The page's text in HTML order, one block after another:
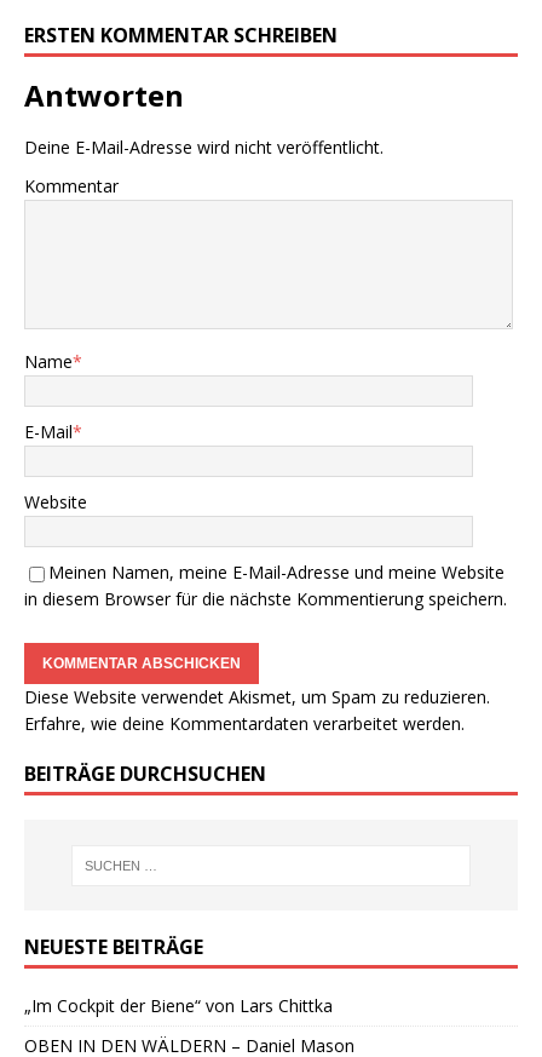
ERSTEN KOMMENTAR SCHREIBEN
Antworten
Deine E-Mail-Adresse wird nicht veröffentlicht.
Kommentar
Name*
E-Mail*
Website
Meinen Namen, meine E-Mail-Adresse und meine Website
in diesem Browser für die nächste Kommentierung speichern.
Diese Website verwendet Akismet, um Spam zu reduzieren.
Erfahre, wie deine Kommentardaten verarbeitet werden.
BEITRÄGE DURCHSUCHEN
NEUESTE BEITRÄGE
„Im Cockpit der Biene“ von Lars Chittka
OBEN IN DEN WÄLDERN – Daniel Mason